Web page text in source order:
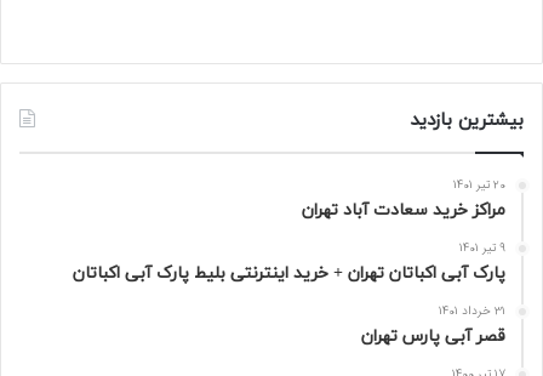
بیشترین بازدید
20 تیر 1401
مراکز خرید سعادت‌ آباد تهران
9 تیر 1401
پارک آبی اکباتان تهران + خرید اینترنتی بلیط پارک آبی اکباتان
31 خرداد 1401
قصر آبی پارس تهران